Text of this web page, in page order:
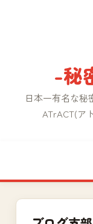
-秘
日本一有名な
ATrACT(ア